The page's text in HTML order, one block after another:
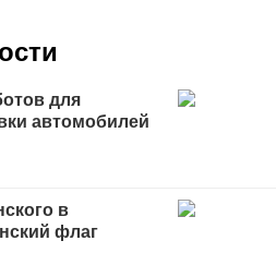
для
автомобилей
в
флаг